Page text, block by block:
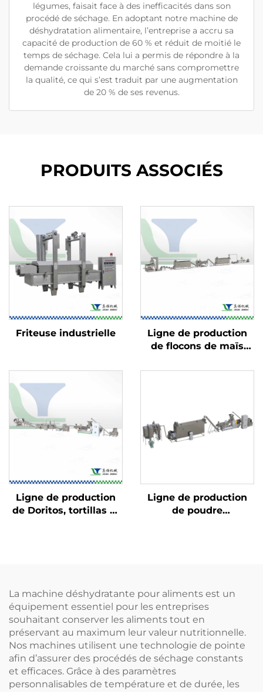
légumes, faisait face à des inefficacités dans son
procédé de séchage. En adoptant notre machine de
déshydratation alimentaire, l’entreprise a accru sa
capacité de production de 60 % et réduit de moitié le
temps de séchage. Cela lui a permis de répondre à la
demande croissante du marché sans compromettre
la qualité, ce qui s’est traduit par une augmentation
de 20 % de ses revenus.
PRODUITS ASSOCIÉS
Friteuse industrielle
Ligne de production
de flocons de maïs
déjeuner
Ligne de production
de Doritos, tortillas et
Ligne de production
de poudre
La machine déshydratante pour aliments est un
équipement essentiel pour les entreprises
souhaitant conserver les aliments tout en
préservant au maximum leur valeur nutritionnelle.
Nos machines utilisent une technologie de pointe
afin d’assurer des procédés de séchage constants
et efficaces. Grâce à des paramètres
personnalisables de température et de durée, les